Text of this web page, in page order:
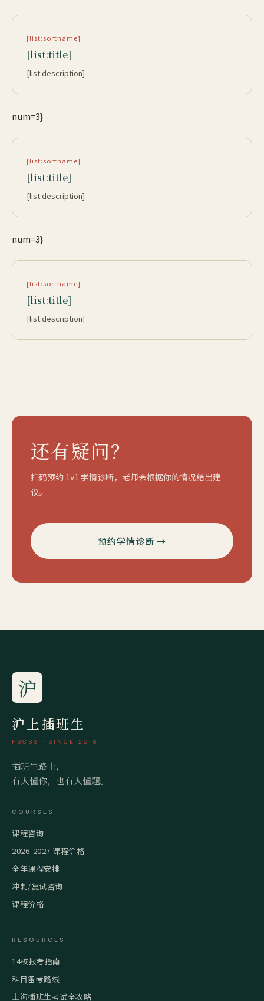
[list:sortname]
[list:title]
[list:description]
num=3}
[list:sortname]
[list:title]
[list:description]
num=3}
[list:sortname]
[list:title]
[list:description]
还有疑问？
扫码预约 1v1 学情诊断，老师会根据你的情况给出建
议。
预约学情诊断 →
沪
沪上插班生
HSCBS · SINCE 2018
插班生路上，
有人懂你，也有人懂题。
COURSES
课程咨询
2026-2027 课程价格
全年课程安排
冲刺/复试咨询
课程价格
RESOURCES
14校报考指南
科目备考路线
上海插班生考试全攻略